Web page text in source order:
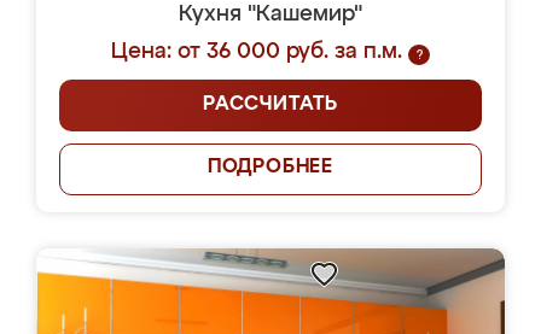
Кухня "Кашемир"
Цена: от 36 000 руб. за п.м.
?
РАССЧИТАТЬ
ПОДРОБНЕЕ